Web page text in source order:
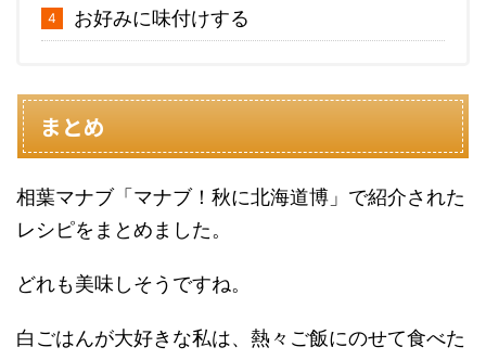
お好みに味付けする
まとめ
相葉マナブ「マナブ！秋に北海道博」で紹介された
レシピをまとめました。
どれも美味しそうですね。
白ごはんが大好きな私は、熱々ご飯にのせて食べた